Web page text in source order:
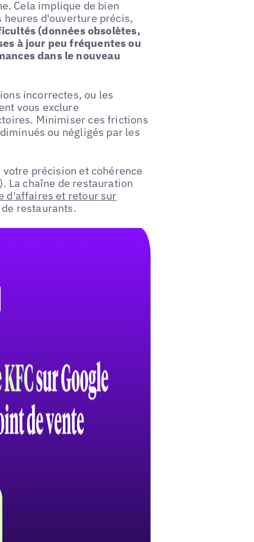
Cela implique de bien
heures d'ouverture précis,
(données obsolètes,
à jour peu fréquentes ou
dans le nouveau
incorrectes, ou les
vous exclure
Minimiser ces frictions
ou négligés par les
précision et cohérence
La chaîne de restauration
d'affaires et retour sur
restaurants.